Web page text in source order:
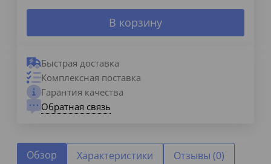
В корзину
Быстрая доставка
Комплексная поставка
Гарантия качества
Обратная связь
Обзор Характеристики Отзывы (0)